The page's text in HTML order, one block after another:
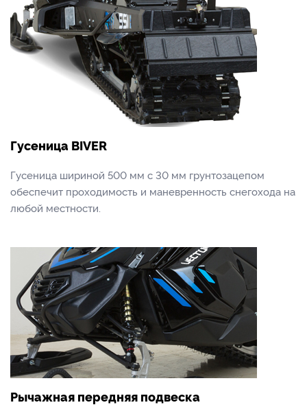
Гусеница BIVER
Гусеница шириной 500 мм с 30 мм грунтозацепом
обеспечит проходимость и маневренность снегохода на
любой местности.
Рычажная передняя подвеска